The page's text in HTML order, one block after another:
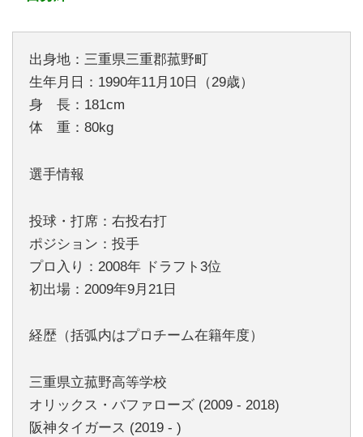
出身地：三重県三重郡菰野町
生年月日：1990年11月10日（29歳）
身 長：181cm
体 重：80kg
選手情報
投球・打席：右投右打
ポジション：投手
プロ入り：2008年 ドラフト3位
初出場：2009年9月21日
経歴（括弧内はプロチーム在籍年度）
三重県立菰野高等学校
オリックス・バファローズ (2009 - 2018)
阪神タイガース (2019 - )